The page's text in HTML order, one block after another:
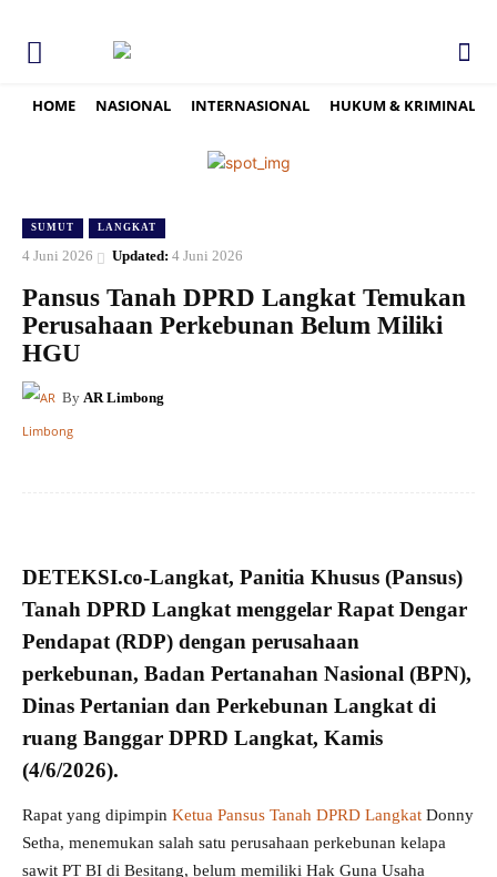
HOME NASIONAL INTERNASIONAL HUKUM & KRIMINAL
SUMUT LANGKAT
4 Juni 2026 Updated: 4 Juni 2026
Pansus Tanah DPRD Langkat Temukan
Perusahaan Perkebunan Belum Miliki
HGU
By AR Limbong
DETEKSI.co-Langkat, Panitia Khusus (Pansus)
Tanah DPRD Langkat menggelar Rapat Dengar
Pendapat (RDP) dengan perusahaan
perkebunan, Badan Pertanahan Nasional (BPN),
Dinas Pertanian dan Perkebunan Langkat di
ruang Banggar DPRD Langkat, Kamis
(4/6/2026).
Rapat yang dipimpin Ketua Pansus Tanah DPRD Langkat Donny
Setha, menemukan salah satu perusahaan perkebunan kelapa
sawit PT BI di Besitang, belum memiliki Hak Guna Usaha